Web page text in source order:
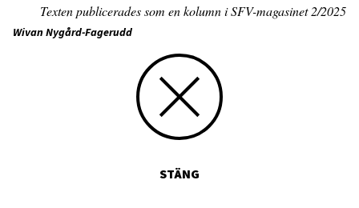
Texten publicerades som en kolumn i SFV-magasinet 2/2025
Wivan Nygård-Fagerudd
STÄNG